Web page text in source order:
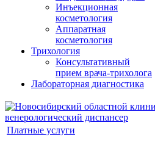
Инъекционная
косметология
Аппаратная
косметология
Трихология
Консультативный
прием врача-трихолога
Лабораторная диагностика
Платные услуги